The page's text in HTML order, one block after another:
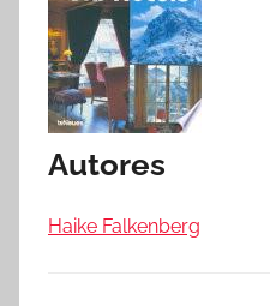
Autores
Haike Falkenberg